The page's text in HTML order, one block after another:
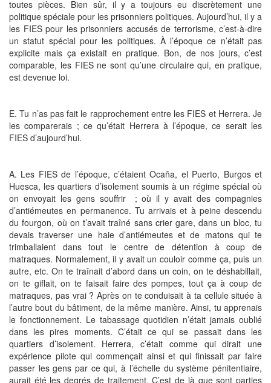
toutes pièces. Bien sûr, il y a toujours eu discrètement une
politique spéciale pour les prisonniers politiques. Aujourd’hui, il y a
les FIES pour les prisonniers accusés de terrorisme, c’est-à-dire
un statut spécial pour les politiques. À l’époque ce n’était pas
explicite mais ça existait en pratique. Bon, de nos jours, c’est
comparable, les FIES ne sont qu’une circulaire qui, en pratique,
est devenue loi.
E. Tu n’as pas fait le rapprochement entre les FIES et Herrera. Je
les comparerais ; ce qu’était Herrera à l’époque, ce serait les
FIES d’aujourd’hui.
A. Les FIES de l’époque, c’étaient Ocaña, el Puerto, Burgos et
Huesca, les quartiers d’isolement soumis à un régime spécial où
on envoyait les gens souffrir ; où il y avait des compagnies
d’antiémeutes en permanence. Tu arrivais et à peine descendu
du fourgon, où on t’avait traîné sans crier gare, dans un bloc, tu
devais traverser une haie d’antiémeutes et de matons qui te
trimballaient dans tout le centre de détention à coup de
matraques. Normalement, il y avait un couloir comme ça, puis un
autre, etc. On te traînait d’abord dans un coin, on te déshabillait,
on te giflait, on te faisait faire des pompes, tout ça à coup de
matraques, pas vrai ? Après on te conduisait à ta cellule située à
l’autre bout du bâtiment, de la même manière. Ainsi, tu apprenais
le fonctionnement. Le tabassage quotidien n’était jamais oublié
dans les pires moments. C’était ce qui se passait dans les
quartiers d’isolement. Herrera, c’était comme qui dirait une
expérience pilote qui commençait ainsi et qui finissait par faire
passer les gens par ce qui, à l’échelle du système pénitentiaire,
aurait été les degrés de traitement. C’est de là que sont parties